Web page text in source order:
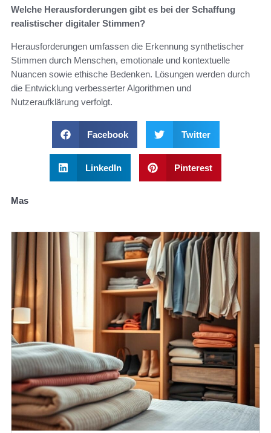
Welche Herausforderungen gibt es bei der Schaffung
realistischer digitaler Stimmen?
Herausforderungen umfassen die Erkennung synthetischer
Stimmen durch Menschen, emotionale und kontextuelle
Nuancen sowie ethische Bedenken. Lösungen werden durch
die Entwicklung verbesserter Algorithmen und
Nutzeraufklärung verfolgt.
Facebook Twitter
LinkedIn Pinterest
Mas